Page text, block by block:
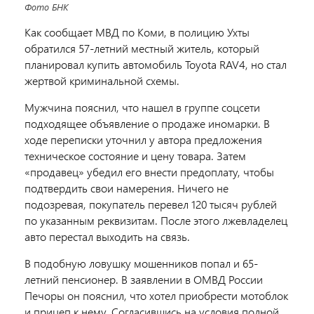
Фото БНК
Как сообщает МВД по Коми, в полицию Ухты
обратился 57-летний местный житель, который
планировал купить автомобиль Toyota RAV4, но стал
жертвой криминальной схемы.
Мужчина пояснил, что нашел в группе соцсети
подходящее объявление о продаже иномарки. В
ходе переписки уточнил у автора предложения
техническое состояние и цену товара. Затем
«продавец» убедил его внести предоплату, чтобы
подтвердить свои намерения. Ничего не
подозревая, покупатель перевел 120 тысяч рублей
по указанным реквизитам. После этого лжевладелец
авто перестал выходить на связь.
В подобную ловушку мошенников попал и 65-
летний пенсионер. В заявлении в ОМВД России
Печоры он пояснил, что хотел приобрести мотоблок